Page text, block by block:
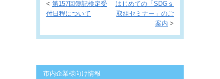
<第157回簿記検定受
付日程について
はじめての「SDGｓ
取組セミナー」のご
案内 >
市内企業様向け情報